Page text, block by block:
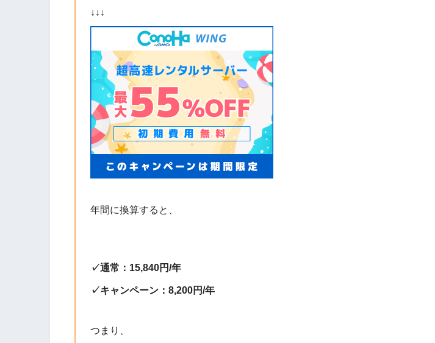
↓↓↓
年間に換算すると、
✓通常：15,840円/年
✓キャンペーン：8,200円/年
つまり、